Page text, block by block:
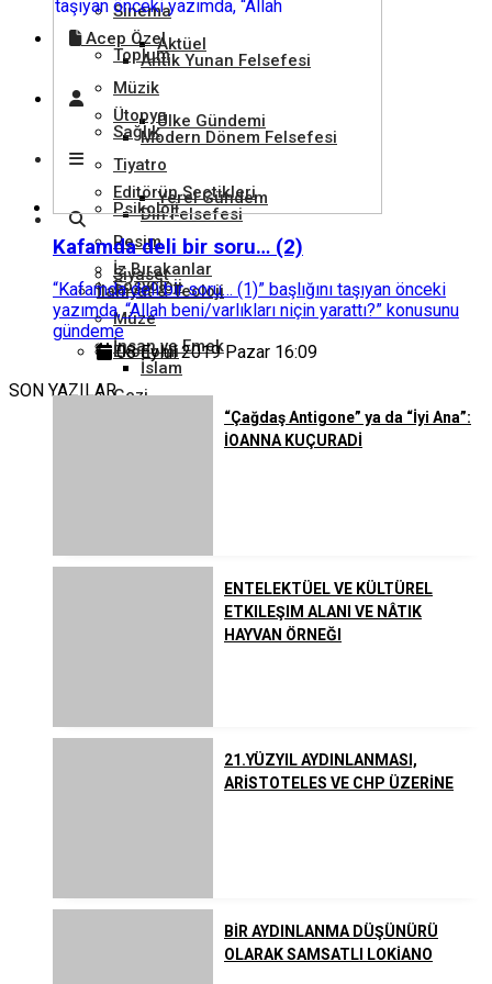
Antik Yunan Felsefesi
Modern Dönem Felsefesi
Din Felsefesi
İlahiyat & Teoloji
İslam
Hristiyanlık
Uzakdoğu Dinleri
Aktüel
Ülke Gündemi
Yerel Gündem
Siyaset
Ekonomi
Sinema
Müzik
Tiyatro
Resim
Müze
Gezi
Toplum
Sağlık
Psikoloji
Sosyoloji
Acep Özel
Ütopya
Editörün Seçtikleri
İz Bırakanlar
İnsan ve Emek
Tarım ve Hayvancılık
Kafamda deli bir soru… (2)
“Kafamda deli bir soru… (1)” başlığını taşıyan önceki
yazımda, “Allah beni/varlıkları niçin yarattı?” konusunu
gündeme
08 Eylül 2019 Pazar 16:09
SON YAZILAR
“Çağdaş Antigone” ya da “İyi Ana”:
İOANNA KUÇURADİ
ENTELEKTÜEL VE KÜLTÜREL
ETKILEŞIM ALANI VE NÂTIK
HAYVAN ÖRNEĞI
21.YÜZYIL AYDINLANMASI,
ARİSTOTELES VE CHP ÜZERİNE
BİR AYDINLANMA DÜŞÜNÜRÜ
OLARAK SAMSATLI LOKİANO